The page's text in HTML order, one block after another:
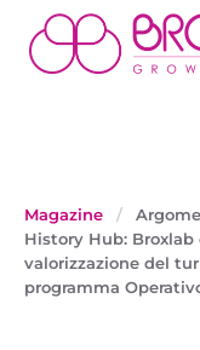
Magazine /
History Hub:
valorizzazione del
programma